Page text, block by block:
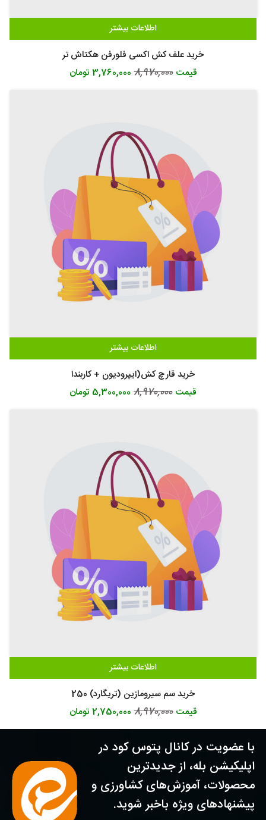
اطلاعات بیشتر
خرید علف کش اکسی فلورفن هکتاش تر
قیمت 8,970,000 3,760,000 تومان
اطلاعات بیشتر
خرید قارچ کش(ایپرودیون + کاربندا
قیمت 8,970,000 5,300,000 تومان
اطلاعات بیشتر
خرید سم سیرومازین (تریگارد) 250
قیمت 8,970,000 2,750,000 تومان
با عضویت در کانال پتوس کود در
اپلیکیشن بله، از جدیدترین
محصولات، آموزش‌های کشاورزی و
پیشنهادهای ویژه باخبر شوید.